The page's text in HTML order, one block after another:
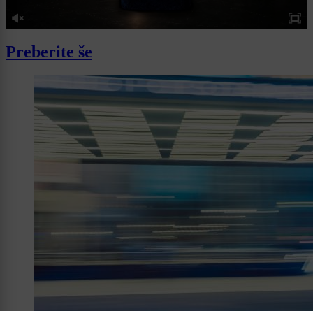
Preberite še